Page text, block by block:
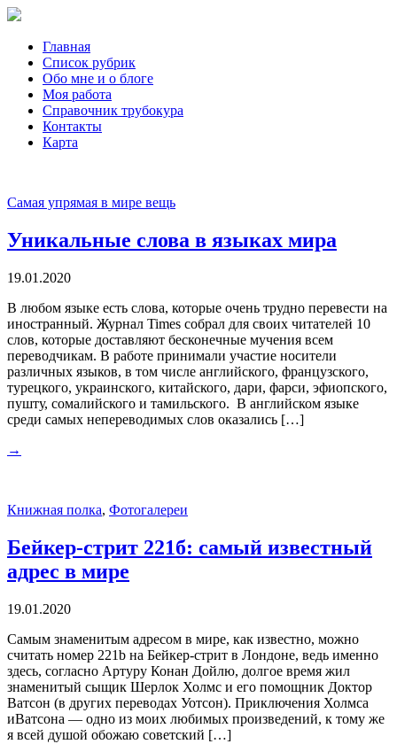
Главная
Список рубрик
Обо мне и о блоге
Моя работа
Справочник трубокура
Контакты
Карта
Самая упрямая в мире вещь
Уникальные слова в языках мира
19.01.2020
В любом языке есть слова, которые очень трудно перевести на
иностранный. Журнал Times собрал для своих читателей 10
слов, которые доставляют бесконечные мучения всем
переводчикам. В работе принимали участие носители
различных языков, в том числе английского, французского,
турецкого, украинского, китайского, дари, фарси, эфиопского,
пушту, сомалийского и тамильского. В английском языке
среди самых непереводимых слов оказались […]
→
Книжная полка, Фотогалереи
Бейкер-стрит 221б: самый известный
адрес в мире
19.01.2020
Самым знаменитым адресом в мире, как известно, можно
считать номер 221b на Бейкер-стрит в Лондоне, ведь именно
здесь, согласно Артуру Конан Дойлю, долгое время жил
знаменитый сыщик Шерлок Холмс и его помощник Доктор
Ватсон (в других переводах Уотсон). Приключения Холмса
иВатсона — одно из моих любимых произведений, к тому же
я всей душой обожаю советский […]